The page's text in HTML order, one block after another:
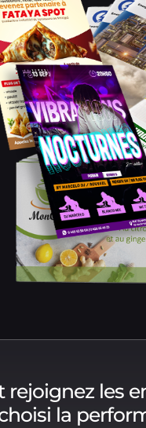
rejoignez les
la